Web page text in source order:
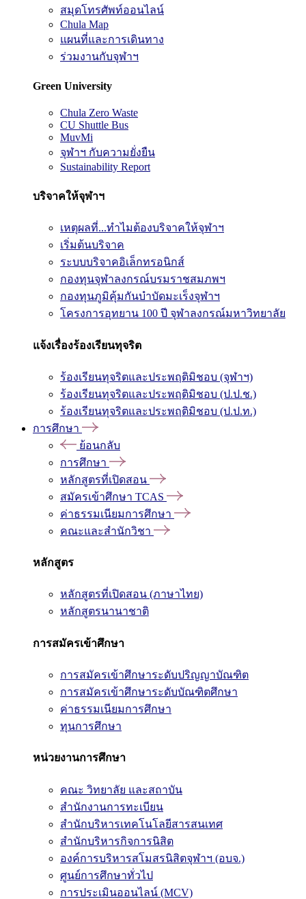
สมุดโทรศัพท์ออนไลน์
Chula Map
แผนที่และการเดินทาง
ร่วมงานกับจุฬาฯ
Green University
Chula Zero Waste
CU Shuttle Bus
MuvMi
จุฬาฯ กับความยั่งยืน
Sustainability Report
บริจาคให้จุฬาฯ
เหตุผลที่...ทำไมต้องบริจาคให้จุฬาฯ
เริ่มต้นบริจาค
ระบบบริจาคอิเล็กทรอนิกส์
กองทุนจุฬาลงกรณ์บรมราชสมภพฯ
กองทุนภูมิคุ้มกันบำบัดมะเร็งจุฬาฯ
โครงการอุทยาน 100 ปี จุฬาลงกรณ์มหาวิทยาลัย
แจ้งเรื่องร้องเรียนทุจริต
ร้องเรียนทุจริตและประพฤติมิชอบ (จุฬาฯ)
ร้องเรียนทุจริตและประพฤติมิชอบ (ป.ป.ช.)
ร้องเรียนทุจริตและประพฤติมิชอบ (ป.ป.ท.)
การศึกษา
ย้อนกลับ
การศึกษา
หลักสูตรที่เปิดสอน
สมัครเข้าศึกษา TCAS
ค่าธรรมเนียมการศึกษา
คณะและสำนักวิชา
หลักสูตร
หลักสูตรที่เปิดสอน (ภาษาไทย)
หลักสูตรนานาชาติ
การสมัครเข้าศึกษา
การสมัครเข้าศึกษาระดับปริญญาบัณฑิต
การสมัครเข้าศึกษาระดับบัณฑิตศึกษา
ค่าธรรมเนียมการศึกษา
ทุนการศึกษา
หน่วยงานการศึกษา
คณะ วิทยาลัย และสถาบัน
สำนักงานการทะเบียน
สำนักบริหารเทคโนโลยีสารสนเทศ
สำนักบริหารกิจการนิสิต
องค์การบริหารสโมสรนิสิตจุฬาฯ (อบจ.)
ศูนย์การศึกษาทั่วไป
การประเมินออนไลน์ (MCV)